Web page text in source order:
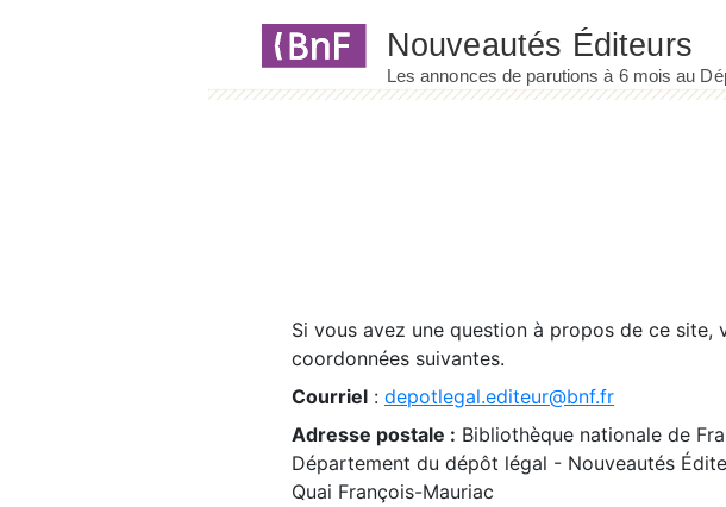
Si vous avez une question à propos de ce
coordonnées suivantes.
Courriel : depotlegal.editeur@bnf.fr
Adresse postale : Bibliothèque nationale de
Département du dépôt légal - Nouveautés
Quai François-Mauriac